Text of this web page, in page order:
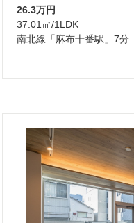
26.3万円
37.01㎡/1LDK
南北線「麻布十番駅」7分